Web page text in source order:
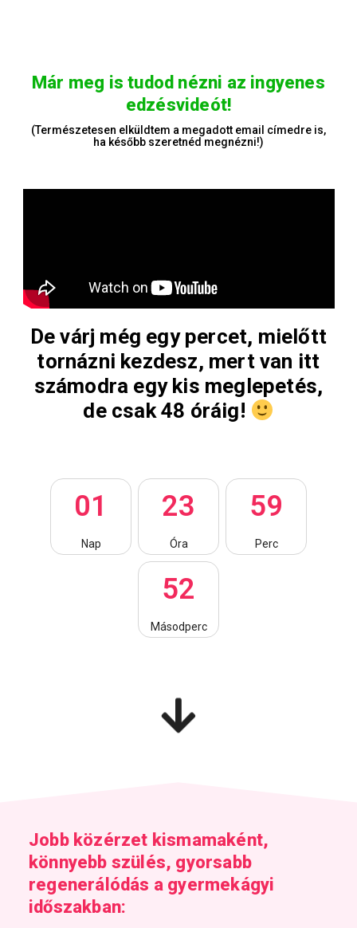
Már meg is tudod nézni az ingyenes
edzésvideót!
(Természetesen elküldtem a megadott email címedre is,
ha később szeretnéd megnézni!)
De várj még egy percet, mielőtt
tornázni kezdesz, mert van itt
számodra egy kis meglepetés,
de csak 48 óráig!
01
Nap
23
Óra
59
Perc
51
Másodperc
Jobb közérzet kismamaként,
könnyebb szülés, gyorsabb
regenerálódás a gyermekágyi
időszakban: